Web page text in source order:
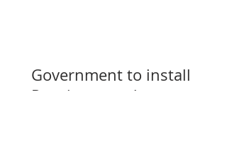
Government to install
Russian speed cameras